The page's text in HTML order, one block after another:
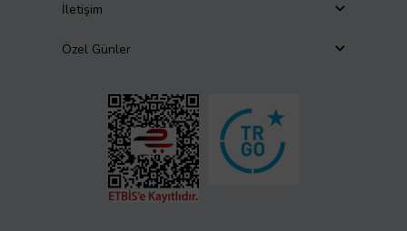
İletişim
Özel Günler